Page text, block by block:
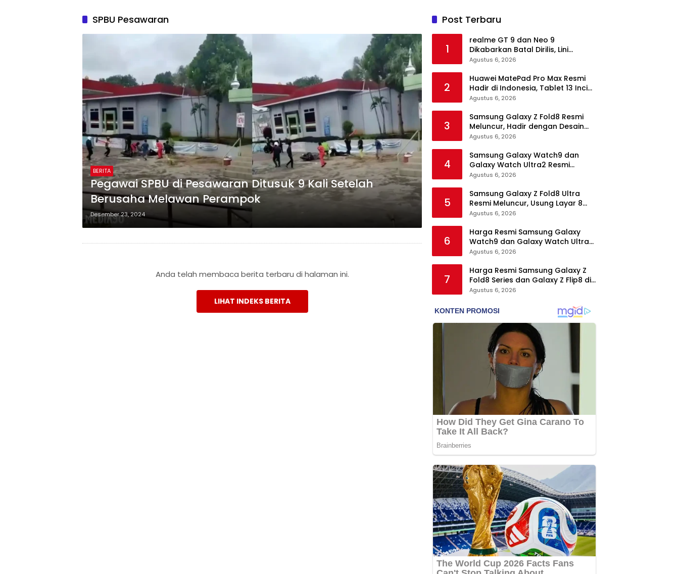
SPBU Pesawaran
BERITA
Pegawai SPBU di Pesawaran Ditusuk 9 Kali Setelah
Berusaha Melawan Perampok
Desember 23, 2024
Anda telah membaca berita terbaru di halaman ini.
LIHAT INDEKS BERITA
Post Terbaru
1
realme GT 9 dan Neo 9
Dikabarkan Batal Dirilis, Lini
Flagship realme Terancam
Agustus 6, 2026
2
Huawei MatePad Pro Max Resmi
Hadir di Indonesia, Tablet 13 Inci
Tertipis dan Teringan
Agustus 6, 2026
3
Samsung Galaxy Z Fold8 Resmi
Meluncur, Hadir dengan Desain
Lebih Pendek dan Lebar
Agustus 6, 2026
4
Samsung Galaxy Watch9 dan
Galaxy Watch Ultra2 Resmi
Meluncur, Bawa AI, Snapdragon
Baru
Agustus 6, 2026
5
Samsung Galaxy Z Fold8 Ultra
Resmi Meluncur, Usung Layar 8
Inci, Kamera 200MP dan
Agustus 6, 2026
6
Harga Resmi Samsung Galaxy
Watch9 dan Galaxy Watch Ultra2
di Indonesia, Mulai Rp5,9 Jutaan
Agustus 6, 2026
7
Harga Resmi Samsung Galaxy Z
Fold8 Series dan Galaxy Z Flip8 di
Indonesia, Mulai Rp19 Jutaan
Agustus 6, 2026